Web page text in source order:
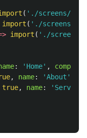
( ' ./screens/Home
import ( ' ./screens/
import ( ' ./screens/
: ' Home' ,
, name: 'About '
true, name: ' Service